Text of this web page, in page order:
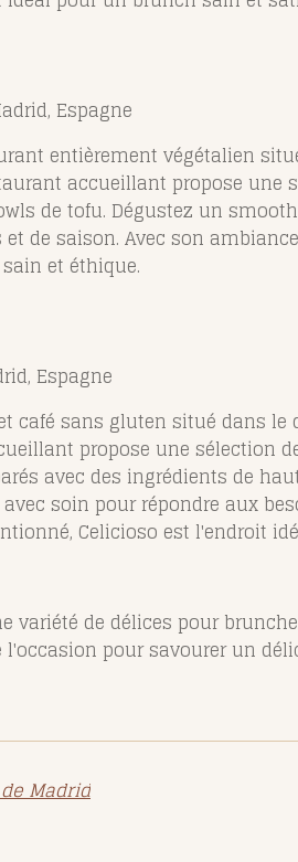
Espagne
entièrement végétalien
accueillant propose
de tofu. Dégustez un
de saison. Avec son
et éthique.
Espagne
café sans gluten situé dans
propose une sélection
avec des ingrédients de
soin pour répondre aux
Celicioso est l'endroit
variété de délices pour
pour savourer un
Madrid